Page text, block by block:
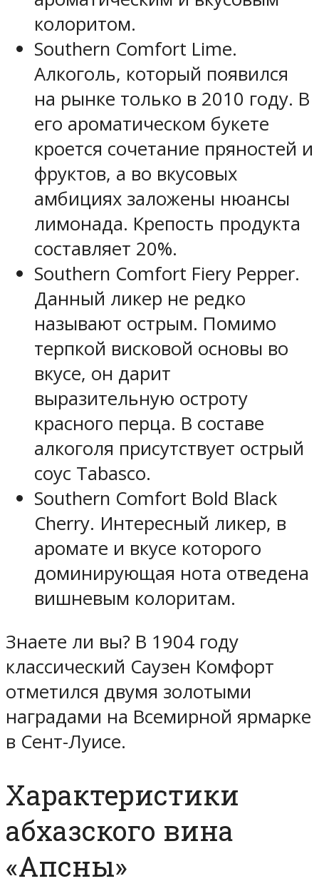
колоритом.
Southern Comfort Lime.
Алкоголь, который появился
на рынке только в 2010 году. В
его ароматическом букете
кроется сочетание пряностей и
фруктов, а во вкусовых
амбициях заложены нюансы
лимонада. Крепость продукта
составляет 20%.
Southern Comfort Fiery Pepper.
Данный ликер не редко
называют острым. Помимо
терпкой висковой основы во
вкусе, он дарит
выразительную остроту
красного перца. В составе
алкоголя присутствует острый
соус Tabasco.
Southern Comfort Bold Black
Cherry. Интересный ликер, в
аромате и вкусе которого
доминирующая нота отведена
вишневым колоритам.
Знаете ли вы? В 1904 году
классический Саузен Комфорт
отметился двумя золотыми
наградами на Всемирной ярмарке
в Сент-Луисе.
Характеристики
абхазского вина
«Апсны»